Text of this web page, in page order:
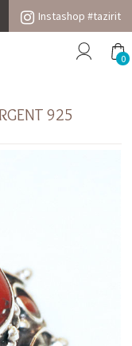
Instashop #tazirit
0
925